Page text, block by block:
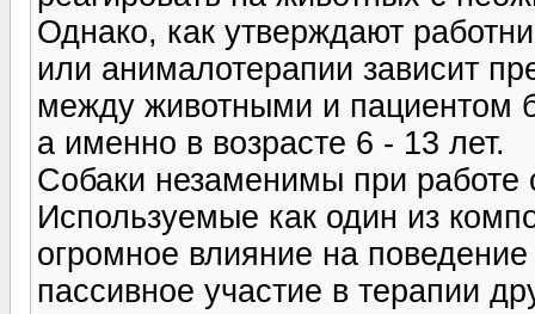
Однако, как утверждают
или анималотерапии зависит
между животными и пациентом
а именно в возрасте 6 - 13 лет.
Собаки незаменимы при
Используемые как один из
огромное влияние на
пассивное участие в терапии